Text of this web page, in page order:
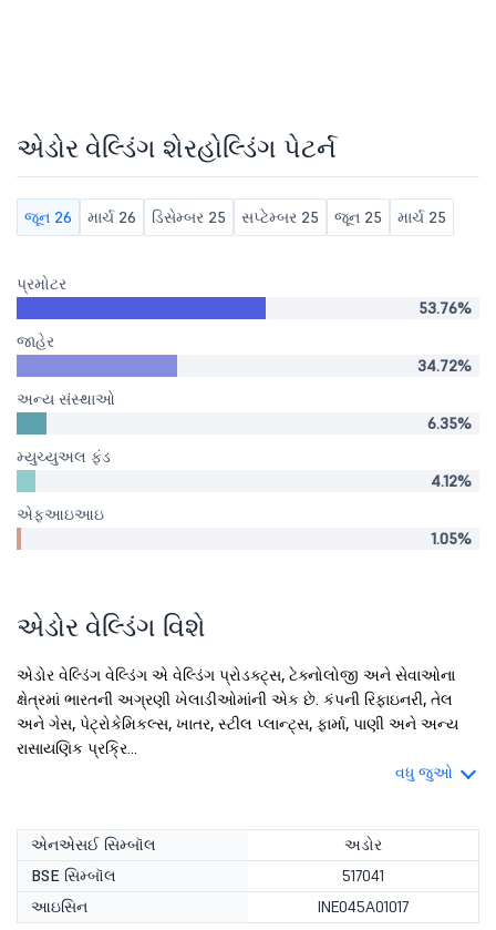
એડોર વેલ્ડિંગ શેરહોલ્ડિંગ પેટર્ન
જૂન 26 માર્ચ 26 ડિસેમ્બર 25 સપ્ટેમ્બર 25 જૂન 25 માર્ચ 25
પ્રમોટર
53.76%
જાહેર
34.72%
અન્ય સંસ્થાઓ
6.35%
મ્યુચ્યુઅલ ફંડ
4.12%
એફઆઇઆઇ
1.05%
એડોર વેલ્ડિંગ વિશે
એડોર વેલ્ડિંગ વેલ્ડિંગ એ વેલ્ડિંગ પ્રોડક્ટ્સ, ટેક્નોલોજી અને સેવાઓના
ક્ષેત્રમાં ભારતની અગ્રણી ખેલાડીઓમાંની એક છે. કંપની રિફાઇનરી, તેલ
અને ગેસ, પેટ્રોકેમિકલ્સ, ખાતર, સ્ટીલ પ્લાન્ટ્સ, ફાર્મા, પાણી અને અન્ય
રાસાયણિક પ્રક્રિ...
વધુ જુઓ
એનએસઈ સિમ્બૉલ
અડોર
BSE સિમ્બૉલ
517041
આઇસિન
INE045A01017